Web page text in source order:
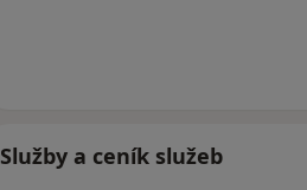
Služby a ceník služeb